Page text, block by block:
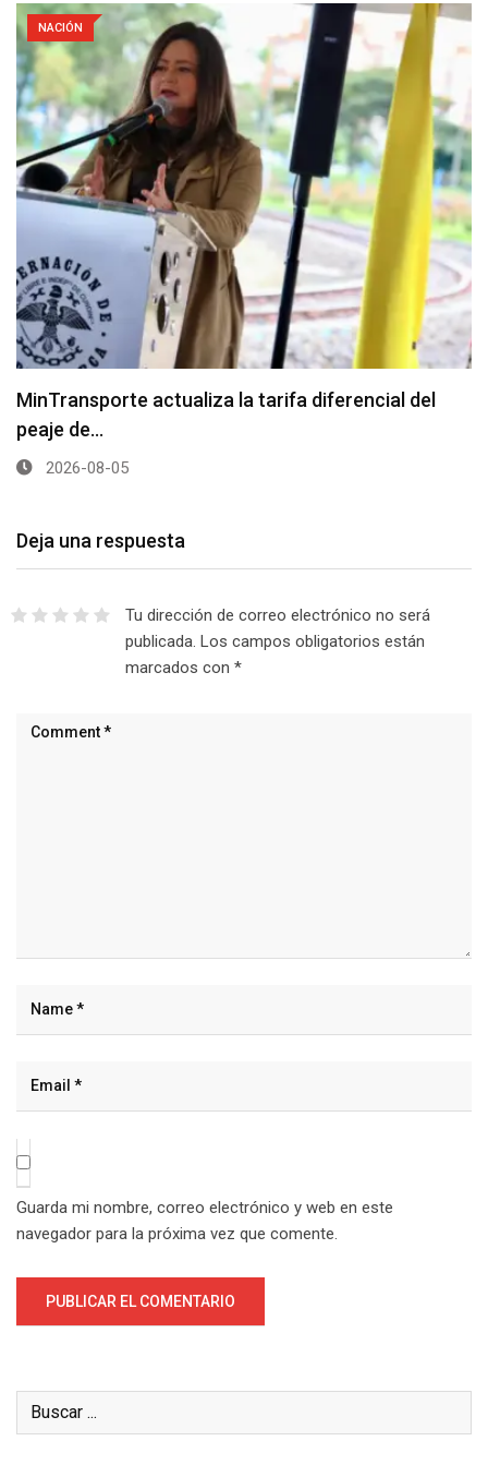
NACIÓN
MinTransporte actualiza la tarifa diferencial del
peaje de…
2026-08-05
Deja una respuesta
Tu dirección de correo electrónico no será
publicada. Los campos obligatorios están
marcados con *
Guarda mi nombre, correo electrónico y web en este
navegador para la próxima vez que comente.